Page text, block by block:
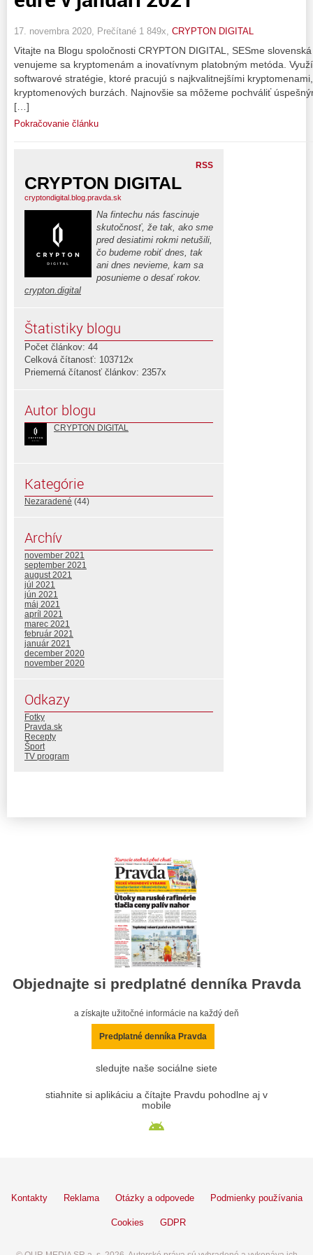
17. novembra 2020, Prečítané 1 849x, CRYPTON DIGITAL
Vitajte na Blogu spoločnosti CRYPTON DIGITAL, SESme
venujeme sa kryptomenám a inovatívnym platobným metóda.
softwarové stratégie, ktoré pracujú s najkvalitnejšími
kryptomenových burzách. Najnovšie sa môžeme pochváliť
[…]
Pokračovanie článku
RSS
CRYPTON DIGITAL
cryptondigital.blog.pravda.sk
Na fintechu nás fascinuje
skutočnosť, že tak, ako sme
pred desiatimi rokmi netušili,
čo budeme robiť dnes, tak
ani dnes nevieme, kam sa
posunieme o desať rokov.
crypton.digital
Štatistiky blogu
Počet článkov: 44
Celková čítanosť: 103712x
Priemerná čítanosť článkov: 2357x
Autor blogu
CRYPTON DIGITAL
Kategórie
Nezaradené (44)
Archív
november 2021
september 2021
august 2021
júl 2021
jún 2021
máj 2021
apríl 2021
marec 2021
február 2021
január 2021
december 2020
november 2020
Odkazy
Fotky
Pravda.sk
Recepty
Šport
TV program
Objednajte si predplatné denníka Pravda
a získajte užitočné informácie na každý deň
Predplatné denníka Pravda
sledujte naše sociálne siete
stiahnite si aplikáciu a čítajte Pravdu pohodlne aj v
mobile
Kontakty Reklama Otázky a odpovede Podmienky používania
Cookies GDPR